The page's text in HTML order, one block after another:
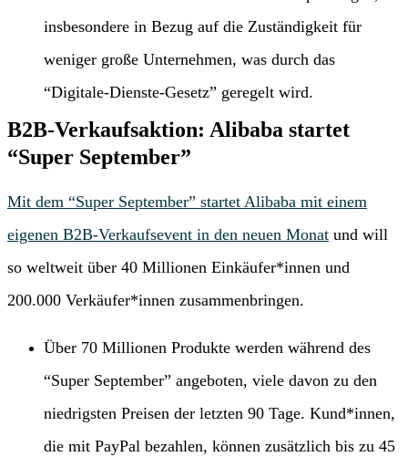
insbesondere in Bezug auf die Zuständigkeit für
weniger große Unternehmen, was durch das
“Digitale-Dienste-Gesetz” geregelt wird.
B2B-Verkaufsaktion: Alibaba startet
“Super September”
Mit dem “Super September” startet Alibaba mit einem
eigenen B2B-Verkaufsevent in den neuen Monat und will
so weltweit über 40 Millionen Einkäufer*innen und
200.000 Verkäufer*innen zusammenbringen.
Über 70 Millionen Produkte werden während des
“Super September” angeboten, viele davon zu den
niedrigsten Preisen der letzten 90 Tage. Kund*innen,
die mit PayPal bezahlen, können zusätzlich bis zu 45